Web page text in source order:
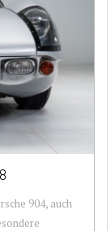
904, auch